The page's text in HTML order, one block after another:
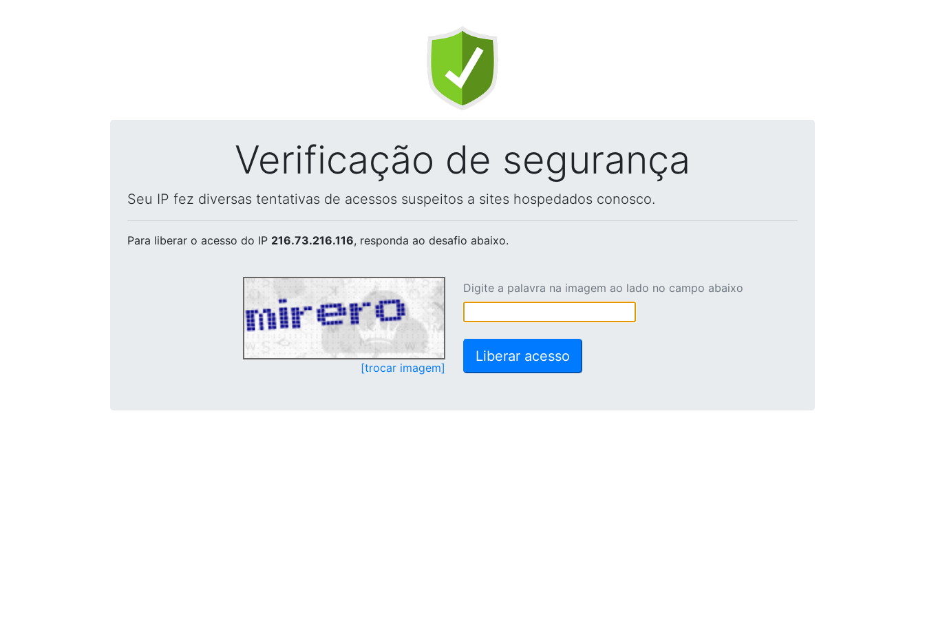
Verificação de segurança
Seu IP fez diversas tentativas de acessos suspeitos a sites hospedados conosco.
Para liberar o acesso do IP 216.73.216.116, responda ao desafio abaixo.
[trocar imagem]
Digite a palavra na imagem ao lado no campo abaixo